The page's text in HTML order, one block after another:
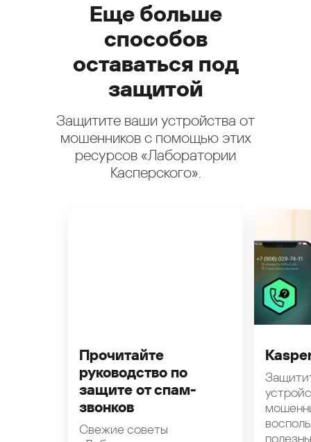
Еще больше
способов
оставаться под
защитой
Защитите ваши устройства от
мошенников с помощью этих
ресурсов «Лаборатории
Касперского».
Прочитайте
руководство по
защите от спам-
звонков
Свежие советы